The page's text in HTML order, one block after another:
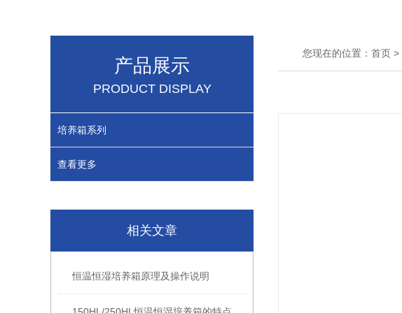
产品展示
PRODUCT DISPLAY
培养箱系列
查看更多
相关文章
恒温恒湿培养箱原理及操作说明
您现在的位置： 首页 >